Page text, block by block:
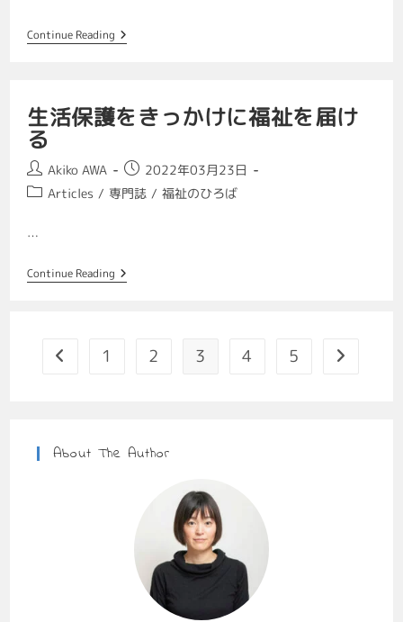
Continue Reading
生活保護をきっかけに福祉を届け
る
Akiko AWA
2022年03月23日
Articles / 専門誌 / 福祉のひろば
…
Continue Reading
1 2 3 4 5
About The Author